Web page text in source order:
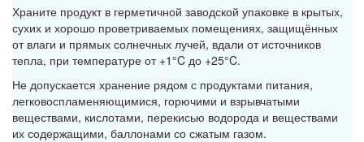
Храните продукт в герметичной заводской упаковке в крытых,
сухих и хорошо проветриваемых помещениях, защищённых
от влаги и прямых солнечных лучей, вдали от источников
тепла, при температуре от +1°C до +25°C.
Не допускается хранение рядом с продуктами питания,
легковоспламеняющимися, горючими и взрывчатыми
веществами, кислотами, перекисью водорода и веществами
их содержащими, баллонами со сжатым газом.